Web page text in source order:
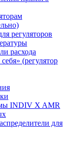
регуляторов
расхода
(регулятор
INDIV X AMR
для